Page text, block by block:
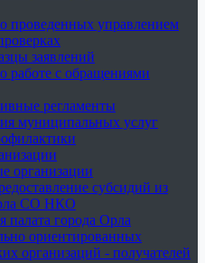
проведенных управлением
заявлений
работе с обращениями
регламенты
муниципальных услуг
организации
субсидий из
СО НКО
палата города Орла
ориентированных
организаций - получателей